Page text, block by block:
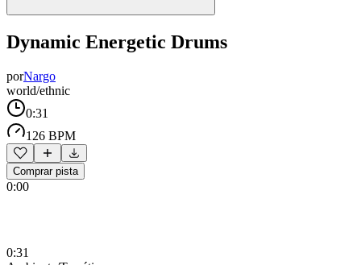
Dynamic Energetic Drums
porNargo
world/ethnic
0:31
126 BPM
Comprar pista
0:00
0:31